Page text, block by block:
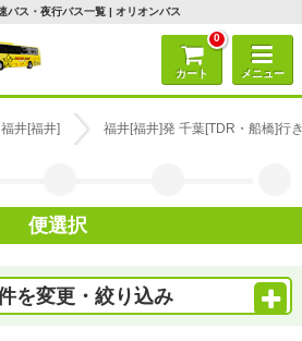
バス・夜行バス一覧 | オリオンバス
0
カート メニュー
福井[福井] 福井[福井]発 千葉[TDR・船橋]行
便選択
を変更・絞り込み